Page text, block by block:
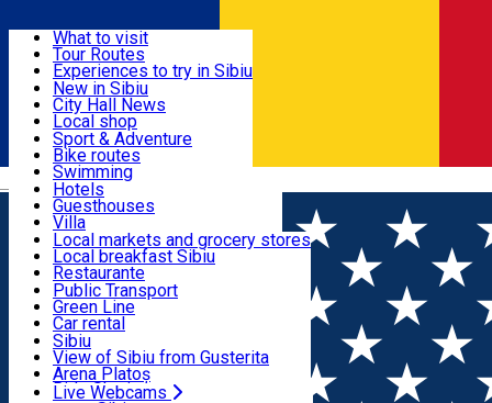
Română
Useful info
Activities & Adventure
Accommodation
Food, Drinks & Nightlife
Transport & Parking
Live Webcams
What to visit
Tour Routes
Experiences to try in Sibiu
Podcast
Culture
Museums
Churches
Parks, Zoo
County of Sibiu
New in Sibiu
City Hall News
Local shop
Sibiu artisans
Sibiul Verde
Public services
Education
How do I get to Sibiu
Tourist Info
Tour Guides
Guided tours
Publicații locale
Beauty salons
Sport & Adventure
Bike routes
Swimming
Riding
Indoor activities
Loc de joacă indoor
Loc de joacă outdoor
Ski
Ice skating
Yoga
Hotels
Guesthouses
Villa
Hostels
Motel
Camping
Renting rooms
Rooms for rent
Accommodation outside Sibiu
Local markets and grocery stores
Local breakfast Sibiu
Restaurante
Pizza
Fast Food
Coffee
Sweets
Pub, Bar
Night clubs
Bakeries
Public Transport
Green Line
Car rental
Rent a bike
Scooter rentals
Taxi
Ride Sharing
Sibiu
View of Sibiu from Gusterita
Arena Platoș
Live Webcams